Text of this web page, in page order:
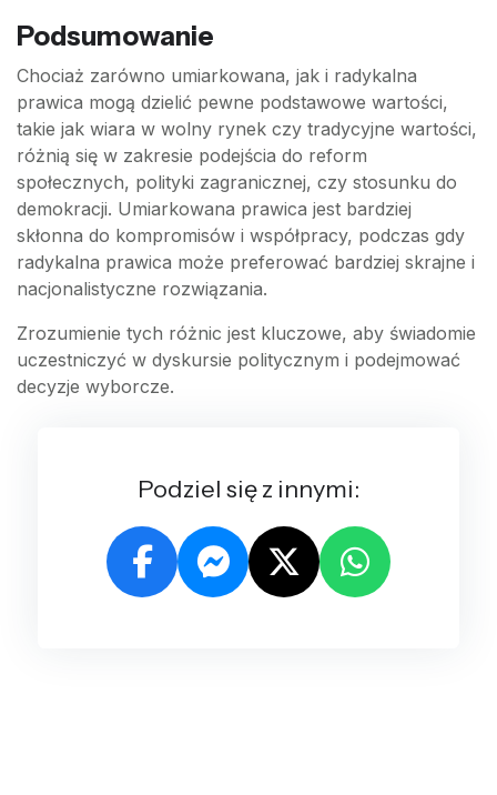
Podsumowanie
Chociaż zarówno umiarkowana, jak i radykalna
prawica mogą dzielić pewne podstawowe wartości,
takie jak wiara w wolny rynek czy tradycyjne wartości,
różnią się w zakresie podejścia do reform
społecznych, polityki zagranicznej, czy stosunku do
demokracji. Umiarkowana prawica jest bardziej
skłonna do kompromisów i współpracy, podczas gdy
radykalna prawica może preferować bardziej skrajne i
nacjonalistyczne rozwiązania.
Zrozumienie tych różnic jest kluczowe, aby świadomie
uczestniczyć w dyskursie politycznym i podejmować
decyzje wyborcze.
Podziel się z innymi: